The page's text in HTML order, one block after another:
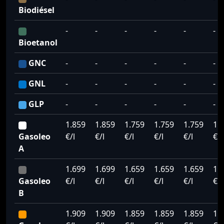
Biodiésel
Bioetanol
- - - - - -
GNC - - - - -
-
GNL
- - - - -
-
GLP
- - - - - -
Gasoleo
A
1.859
€/l
1.859
€/l
1.759
€/l
1.759
€/l
1.759
€/l
€/l
Gasoleo
B
1.699
€/l
1.699
€/l
1.659
€/l
1.659
€/l
1.659
€/l
€/l
1.909
1.909
1.859
1.859
1.859